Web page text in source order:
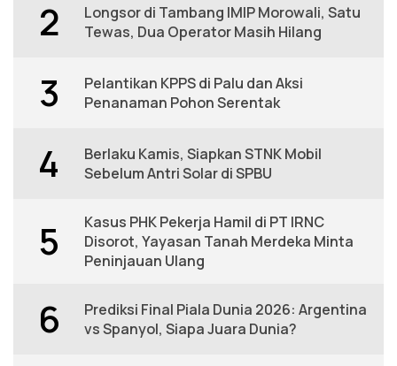
2
Longsor di Tambang IMIP Morowali, Satu
Tewas, Dua Operator Masih Hilang
3
Pelantikan KPPS di Palu dan Aksi
Penanaman Pohon Serentak
4
Berlaku Kamis, Siapkan STNK Mobil
Sebelum Antri Solar di SPBU
5
Kasus PHK Pekerja Hamil di PT IRNC
Disorot, Yayasan Tanah Merdeka Minta
Peninjauan Ulang
6
Prediksi Final Piala Dunia 2026: Argentina
vs Spanyol, Siapa Juara Dunia?